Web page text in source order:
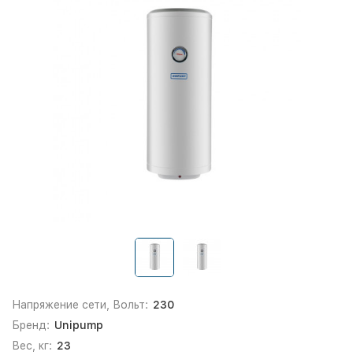
Напряжение сети, Вольт: 230
Бренд: Unipump
Вес, кг: 23